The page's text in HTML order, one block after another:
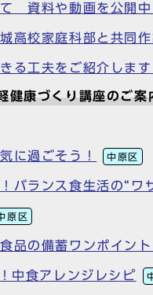
資料や動画を公開中
高校家庭科部と共同作
る工夫をご紹介します
健康づくり講座のご案
に過ごそう！ 中原区
バランス食生活の“ワ
原区
品の備蓄ワンポイン
中食アレンジレシピ